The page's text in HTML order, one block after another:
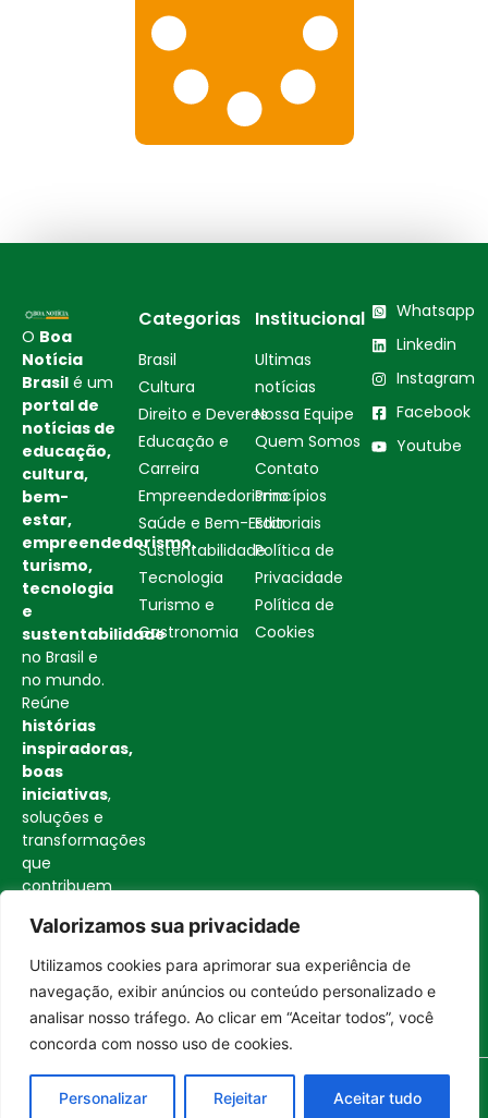
Valorizamos sua privacidade
Utilizamos cookies para aprimorar sua experiência de
navegação, exibir anúncios ou conteúdo personalizado e
analisar nosso tráfego. Ao clicar em “Aceitar todos”, você
concorda com nosso uso de cookies.
Personalizar Rejeitar Aceitar tudo
O Boa
Notícia
Brasil é um
portal de
notícias de
educação,
cultura,
bem-
estar,
empreendedorismo,
turismo,
tecnologia
e
sustentabilidade
no Brasil e
no mundo.
Reúne
histórias
inspiradoras,
boas
iniciativas,
soluções e
transformações
que
contribuem
sociedade
mais
consciente
e
construtiva.
Categorias
Brasil
Cultura
Direito e Deveres
Educação e
Carreira
Empreendedorismo
Saúde e Bem-Estar
Sustentabilidade
Tecnologia
Turismo e
Gastronomia
Institucional
Ultimas
notícias
Nossa Equipe
Quem Somos
Contato
Princípios
Editoriais
Política de
Privacidade
Política de
Cookies
Whatsapp
Linkedin
Instagram
Facebook
Youtube
Todos os direitos reservados a BOA NOTÍCIA BRASIL